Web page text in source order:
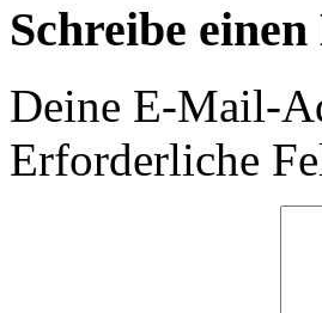
Schreibe
Deine E-Mail-
Erforderliche